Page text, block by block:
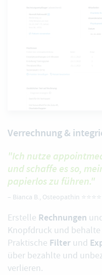
Verrechnung &
"Ich nutze
und schaffe es so,
papierlos zu führen."
– Bianca B., Osteopathin
Erstelle Rechnungen
Knopfdruck und
Praktische Filter und
über bezahlte und
verlieren.